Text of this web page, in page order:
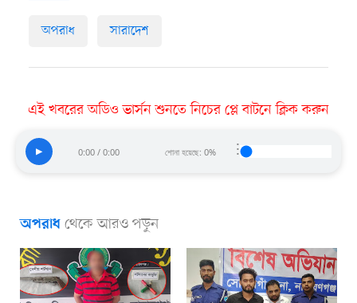
অপরাধ সারাদেশ
এই খবরের অডিও ভার্সন শুনতে নিচের প্লে বাটনে ক্লিক করুন
▶ 0:00 / 0:00 শোনা হয়েছে: 0% ⋮
অপরাধ থেকে আরও পড়ুন